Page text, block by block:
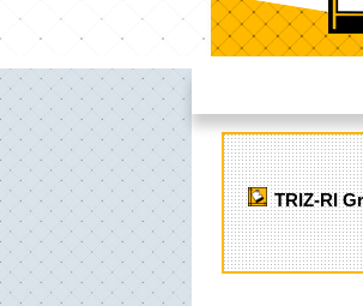
TRIZ-RI